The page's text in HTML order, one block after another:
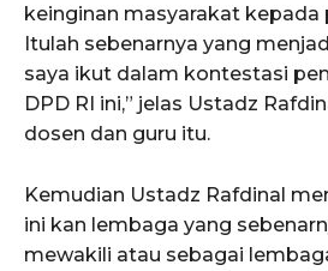
keinginan masyarakat kepada
Itulah sebenarnya yang
saya ikut dalam kontestasi
DPD RI ini,” jelas Ustadz
dosen dan guru itu.
Kemudian Ustadz Rafdinal
ini kan lembaga yang
mewakili atau sebagai